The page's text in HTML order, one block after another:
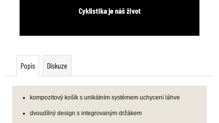
Cyklistika je náš život
Popis Diskuze
kompozitový košík s unikátním systémem uchycení láhve
dvoudílný design s integrovaným držákem